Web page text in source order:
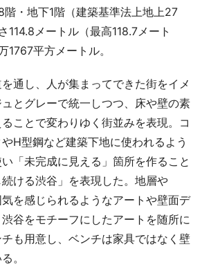
・地下1階（建築基準法上地上27
114.8メートル（最高118.7メート
1767平方メートル。
通し、人が集まってできた街をイメ
とグレーで統一しつつ、床や壁の素
ことで変わりゆく街並みを表現。コ
H型鋼など建築下地に使われるよう
「未完成に見える」箇所を作ること
ける渋谷」を表現した。地層や
気を感じられるようなアートや壁面デ
谷をモチーフにしたアートを随所に
も用意し、ベンチは家具ではなく壁
。